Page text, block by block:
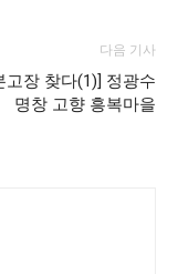
다음 기사
고장 찾다(1)] 정광수
명창 고향 흥복마을